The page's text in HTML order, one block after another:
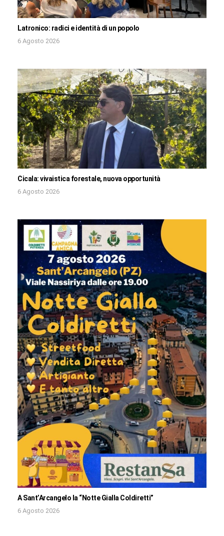
Latronico: radici e identità di un popolo
6 Agosto 2026
Cicala: vivaistica forestale, nuova opportunità
6 Agosto 2026
A Sant’Arcangelo la “Notte Gialla Coldiretti”
6 Agosto 2026